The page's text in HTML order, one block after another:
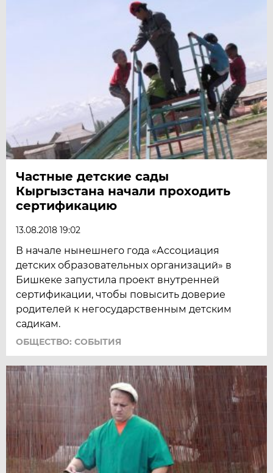
Частные детские сады
Кыргызстана начали проходить
сертификацию
13.08.2018 19:02
В начале нынешнего года «Ассоциация
детских образовательных организаций» в
Бишкеке запустила проект внутренней
сертификации, чтобы повысить доверие
родителей к негосударственным детским
садикам.
ОБЩЕСТВО: СОБЫТИЯ